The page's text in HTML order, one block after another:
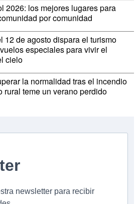
2026: los mejores lugares para
por comunidad
12 de agosto dispara el turismo
especiales para vivir el
cielo
la normalidad tras el incendio
rural teme un verano perdido
newsletter para recibir